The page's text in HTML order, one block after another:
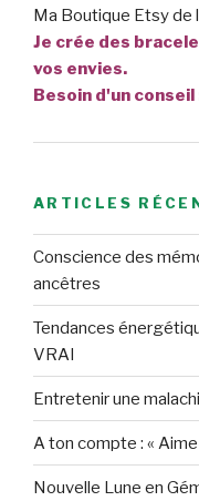
Ma Boutique Etsy de
Je crée des
vos envies.
Besoin d'un conseil
ARTICLES
Conscience des
ancêtres
Tendances
VRAI
Entretenir une
A ton compte : «
Nouvelle Lune en